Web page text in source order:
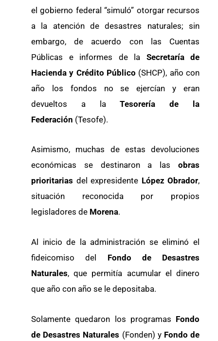
el gobierno federal “simuló” otorgar recursos
a la atención de desastres naturales; sin
embargo, de acuerdo con las Cuentas
Públicas e informes de la Secretaría de
Hacienda y Crédito Público (SHCP), año con
año los fondos no se ejercían y eran
devueltos a laTesorería de la
Federación (Tesofe).
Asimismo, muchas de estas devoluciones
económicas se destinaron a las obras
prioritarias del expresidente López Obrador,
situación reconocida por propios
legisladores de Morena.
Al inicio de la administración se eliminó el
fideicomiso del Fondo de Desastres
Naturales, que permitía acumular el dinero
que año con año se le depositaba.
Solamente quedaron los programas Fondo
de Desastres Naturales (Fonden) y Fondo de